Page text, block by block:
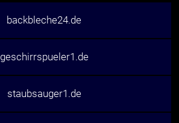
backbleche24.de
geschirrspueler1.de
staubsauger1.de